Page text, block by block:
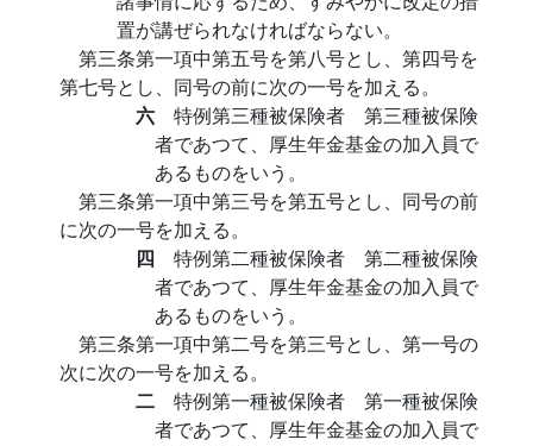
置が講ぜられなければならない。
第三条第一項中第五号を第八号とし、第四号を
第七号とし、同号の前に次の一号を加える。
六 特例第三種被保険者 第三種被保険
者であつて、厚生年金基金の加入員で
あるものをいう。
第三条第一項中第三号を第五号とし、同号の前
に次の一号を加える。
四 特例第二種被保険者 第二種被保険
者であつて、厚生年金基金の加入員で
あるものをいう。
第三条第一項中第二号を第三号とし、第一号の
次に次の一号を加える。
二 特例第一種被保険者 第一種被保険
者であつて、厚生年金基金の加入員で